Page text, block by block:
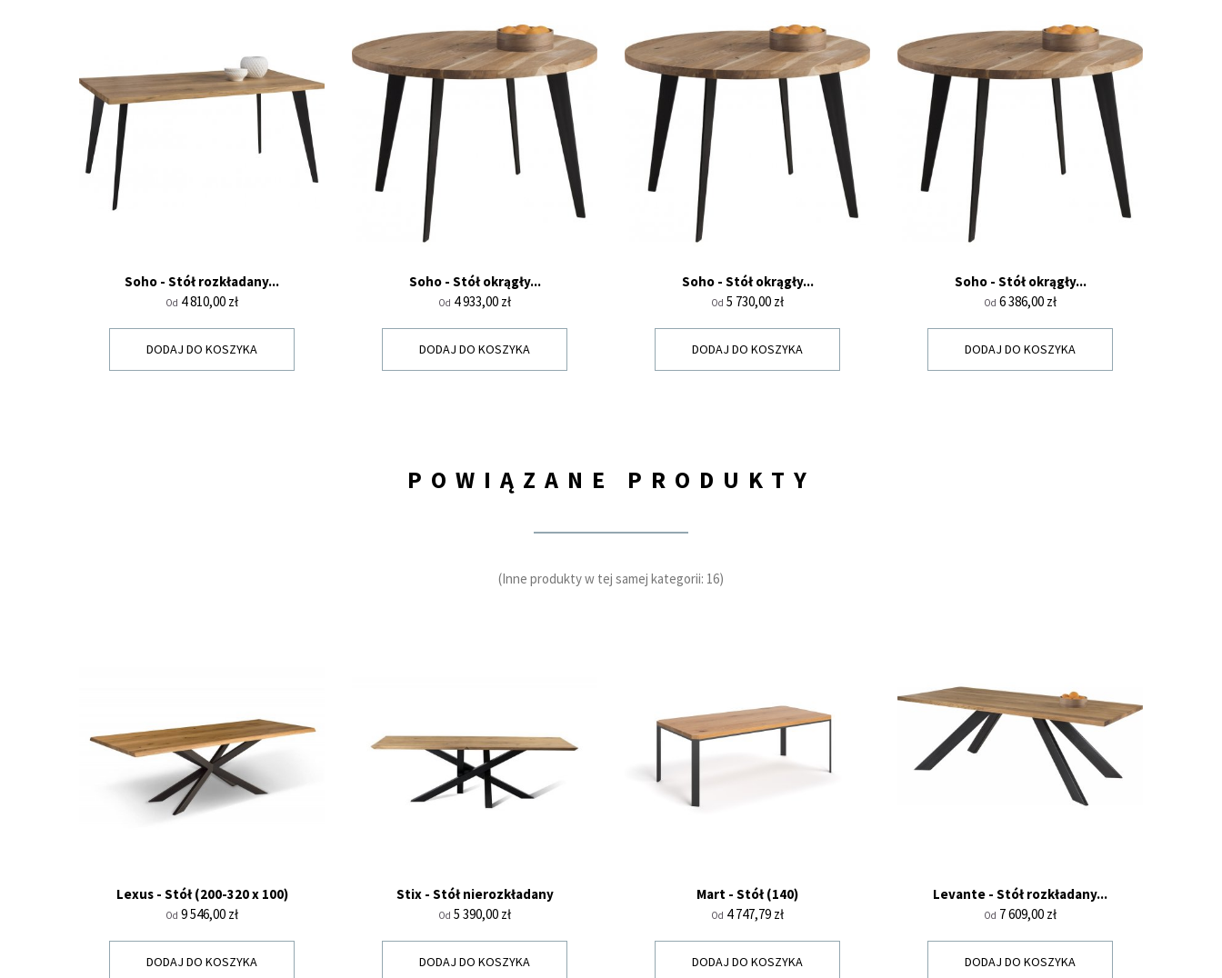
Soho - Stół rozkładany...
Od Cena
4 810,00 zł
DODAJ DO KOSZYKA
Soho - Stół okrągły...
Od Cena
4 933,00 zł
DODAJ DO KOSZYKA
Soho - Stół okrągły...
Od Cena
5 730,00 zł
DODAJ DO KOSZYKA
Soho - Stół okrągły...
Od Cena
6 386,00 zł
DODAJ DO KOSZYKA
POWIĄZANE PRODUKTY
(Inne produkty w tej samej kategorii: 16)
Lexus - Stół (200-320 x 100)
Od Cena
9 546,00 zł
DODAJ DO KOSZYKA
Stix - Stół nierozkładany
Od Cena
5 390,00 zł
DODAJ DO KOSZYKA
Mart - Stół (140)
Od Cena
4 747,79 zł
DODAJ DO KOSZYKA
Levante - Stół rozkładany...
Od Cena
7 609,00 zł
DODAJ DO KOSZYKA